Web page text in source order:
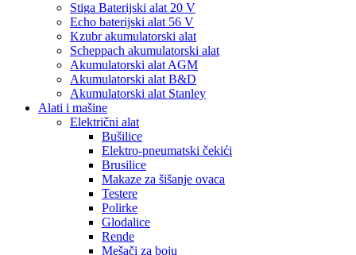
Stiga Baterijski alat 20 V
Echo baterijski alat 56 V
Kzubr akumulatorski alat
Scheppach akumulatorski alat
Akumulatorski alat AGM
Akumulatorski alat B&D
Akumulatorski alat Stanley
Alati i mašine
Električni alat
Bušilice
Elektro-pneumatski čekići
Brusilice
Makaze za šišanje ovaca
Testere
Polirke
Glodalice
Rende
Mešači za boju